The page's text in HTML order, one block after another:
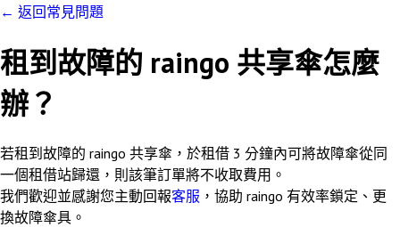
← 返回常見問題
租到故障的 raingo 共享傘怎麼
辦？
若租到故障的 raingo 共享傘，於租借 3 分鐘內可將故障傘從同
一個租借站歸還，則該筆訂單將不收取費用。
我們歡迎並感謝您主動回報客服 ，協助 raingo 有效率鎖定、更
換故障傘具。